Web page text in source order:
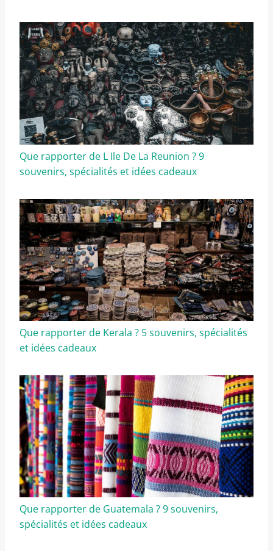
Que rapporter de L Ile De La Reunion ? 9
souvenirs, spécialités et idées cadeaux
Que rapporter de Kerala ? 5 souvenirs, spécialités
et idées cadeaux
Que rapporter de Guatemala ? 9 souvenirs,
spécialités et idées cadeaux